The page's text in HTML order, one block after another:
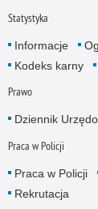
Statystyka
Informacje
Kodeks karny
Prawo
Dziennik
Praca w Policji
Praca w Policji
Rekrutacja